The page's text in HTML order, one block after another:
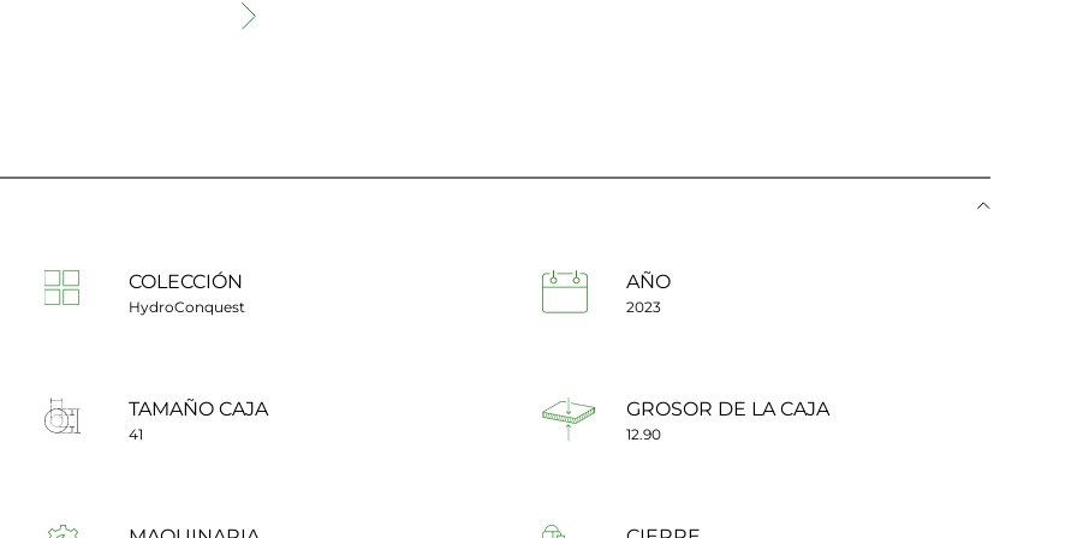
COLECCIÓN
HydroConquest
AÑO
2023
TAMAÑO CAJA
41
GROSOR DE LA CAJA
12.90